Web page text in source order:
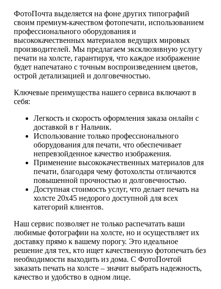
ФотоПочта выделяется на фоне других типографий
своим премиум-качеством фотопечати, использованием
профессионального оборудования и
высококачественных материалов ведущих мировых
производителей. Мы предлагаем эксклюзивную услугу
печати на холсте, гарантируя, что каждое изображение
будет напечатано с точным воспроизведением цветов,
острой детализацией и долговечностью.
Ключевые преимущества нашего сервиса включают в
себя:
Легкость и скорость оформления заказа онлайн с
доставкой в г Нальчик.
Использование только профессионального
оборудования для печати, что обеспечивает
непревзойденное качество изображения.
Применение высококачественных материалов для
печати, благодаря чему фотохолсты отличаются
повышенной прочностью и долговечностью.
Доступная стоимость услуг, что делает печать на
холсте 20х45 недорого доступной для всех
категорий клиентов.
Наш сервис позволяет не только распечатать ваши
любимые фотографии на холсте, но и осуществляет их
доставку прямо к вашему порогу. Это идеальное
решение для тех, кто ищет качественную фотопечать без
необходимости выходить из дома. С ФотоПочтой
заказать печать на холсте – значит выбрать надежность,
качество и удобство в одном лице.